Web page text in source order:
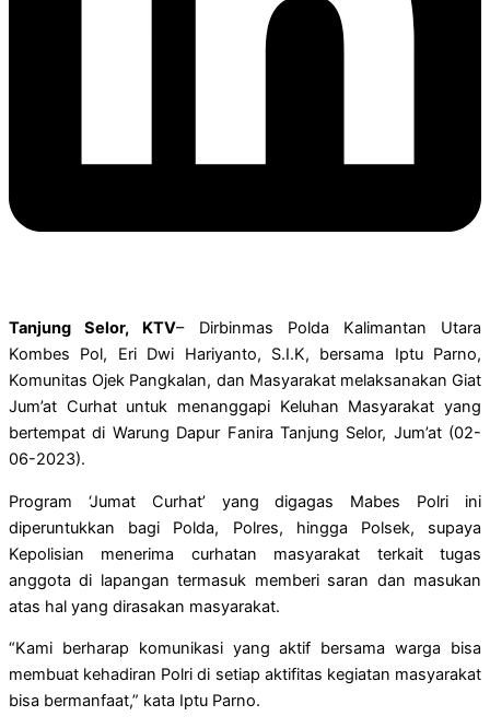
Tanjung Selor, KTV– Dirbinmas Polda Kalimantan Utara
Kombes Pol, Eri Dwi Hariyanto, S.I.K, bersama Iptu Parno,
Komunitas Ojek Pangkalan, dan Masyarakat melaksanakan Giat
Jum’at Curhat untuk menanggapi Keluhan Masyarakat yang
bertempat di Warung Dapur Fanira Tanjung Selor, Jum’at (02-
06-2023).
Program ‘Jumat Curhat’ yang digagas Mabes Polri ini
diperuntukkan bagi Polda, Polres, hingga Polsek, supaya
Kepolisian menerima curhatan masyarakat terkait tugas
anggota di lapangan termasuk memberi saran dan masukan
atas hal yang dirasakan masyarakat.
“Kami berharap komunikasi yang aktif bersama warga bisa
membuat kehadiran Polri di setiap aktifitas kegiatan masyarakat
bisa bermanfaat,” kata Iptu Parno.